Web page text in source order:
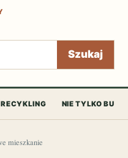
Szukaj
NIE TYLKO
mieszkanie